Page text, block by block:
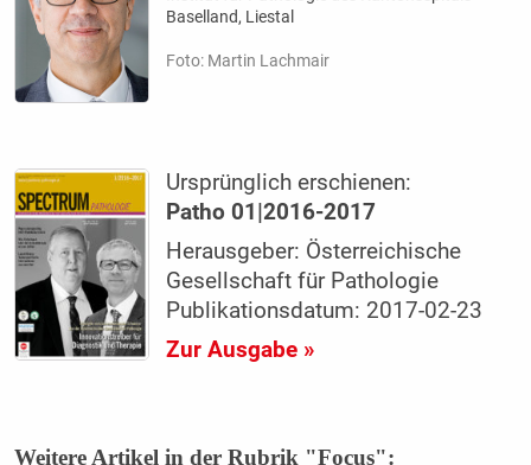
Baselland, Liestal
Foto: Martin Lachmair
Ursprünglich erschienen:
Patho 01|2016-2017
Herausgeber: Österreichische
Gesellschaft für Pathologie
Publikationsdatum: 2017-02-23
Zur Ausgabe »
Weitere Artikel in der Rubrik "Focus":